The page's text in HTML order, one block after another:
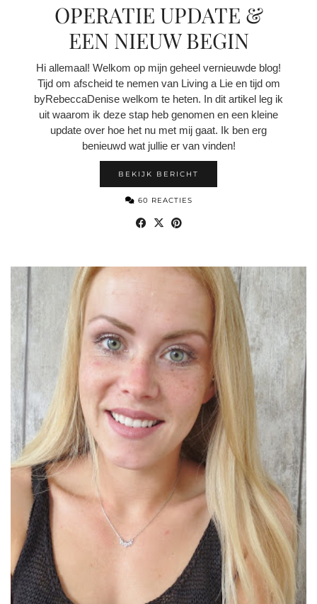
OPERATIE UPDATE &
EEN NIEUW BEGIN
Hi allemaal! Welkom op mijn geheel vernieuwde blog!
Tijd om afscheid te nemen van Living a Lie en tijd om
byRebeccaDenise welkom te heten. In dit artikel leg ik
uit waarom ik deze stap heb genomen en een kleine
update over hoe het nu met mij gaat. Ik ben erg
benieuwd wat jullie er van vinden!
BEKIJK BERICHT
60 REACTIES